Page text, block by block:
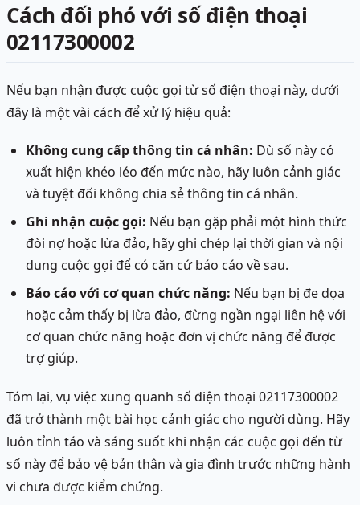
Cách đối phó với số điện thoại
02117300002
Nếu bạn nhận được cuộc gọi từ số điện thoại này, dưới
đây là một vài cách để xử lý hiệu quả:
Không cung cấp thông tin cá nhân: Dù số này có
xuất hiện khéo léo đến mức nào, hãy luôn cảnh giác
và tuyệt đối không chia sẻ thông tin cá nhân.
Ghi nhận cuộc gọi: Nếu bạn gặp phải một hình thức
đòi nợ hoặc lừa đảo, hãy ghi chép lại thời gian và nội
dung cuộc gọi để có căn cứ báo cáo về sau.
Báo cáo với cơ quan chức năng: Nếu bạn bị đe dọa
hoặc cảm thấy bị lừa đảo, đừng ngần ngại liên hệ với
cơ quan chức năng hoặc đơn vị chức năng để được
trợ giúp.
Tóm lại, vụ việc xung quanh số điện thoại 02117300002
đã trở thành một bài học cảnh giác cho người dùng. Hãy
luôn tỉnh táo và sáng suốt khi nhận các cuộc gọi đến từ
số này để bảo vệ bản thân và gia đình trước những hành
vi chưa được kiểm chứng.